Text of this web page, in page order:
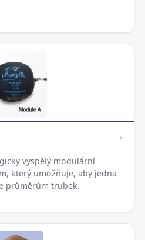
→
vyspělý modulární
který umožňuje, aby jedna
průměrům trubek.